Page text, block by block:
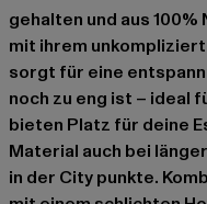
gehalten und aus
mit ihrem
sorgt für eine
noch zu eng ist – ideal
bieten Platz für deine
Material auch bei
in der City punkte.